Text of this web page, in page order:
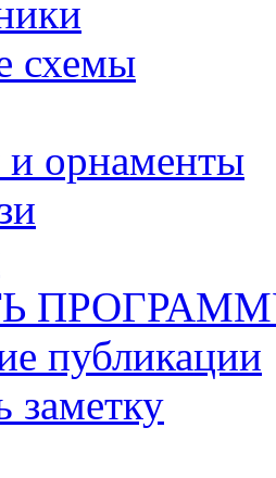
схемы
орнаменты
публикации
заметку